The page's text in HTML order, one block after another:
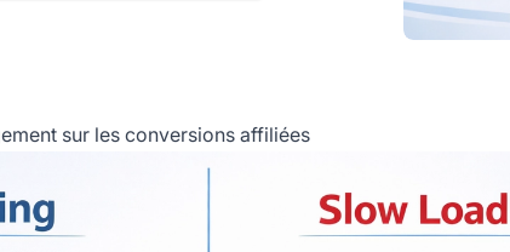
sur les conversions affiliées